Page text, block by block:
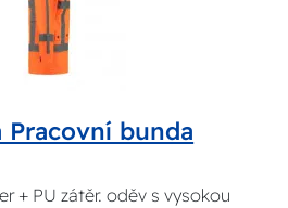
Pracovní bunda
+ PU zátěr. oděv s vysokou